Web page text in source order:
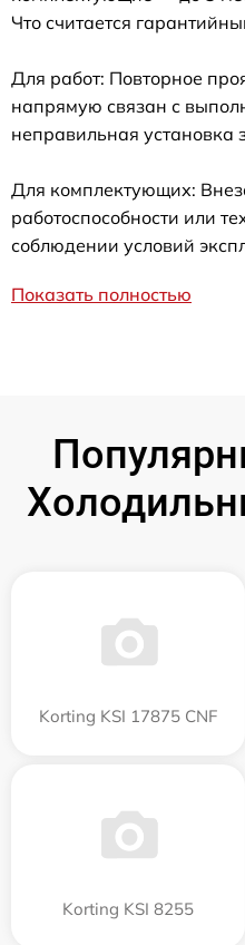
Что считается
Для работ: Повторное
напрямую связан с
неправильная установка
Для комплектующих:
работоспособности или
соблюдении условий
Показать полностью
Korting KSI 17875 CNF
Korting KSI 8255